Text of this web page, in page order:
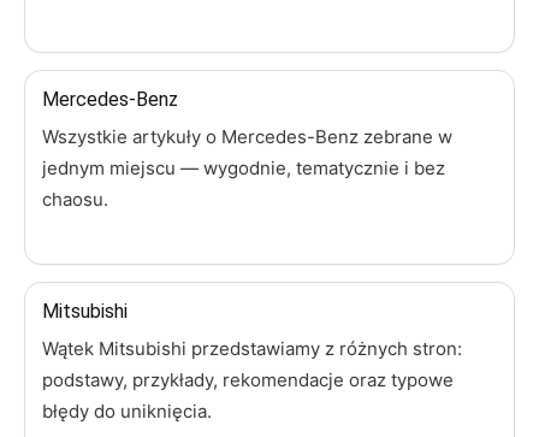
Mercedes-Benz
Wszystkie artykuły o Mercedes-Benz zebrane w
jednym miejscu — wygodnie, tematycznie i bez
chaosu.
Mitsubishi
Wątek Mitsubishi przedstawiamy z różnych stron:
podstawy, przykłady, rekomendacje oraz typowe
błędy do uniknięcia.